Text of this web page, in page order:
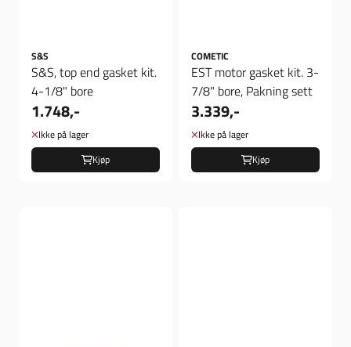
S&S
S&S, top end gasket kit.
4-1/8" bore
1.748,-
Ikke på lager
Kjøp
COMETIC
EST motor gasket kit. 3-
7/8" bore, Pakning sett
3.339,-
Ikke på lager
Kjøp